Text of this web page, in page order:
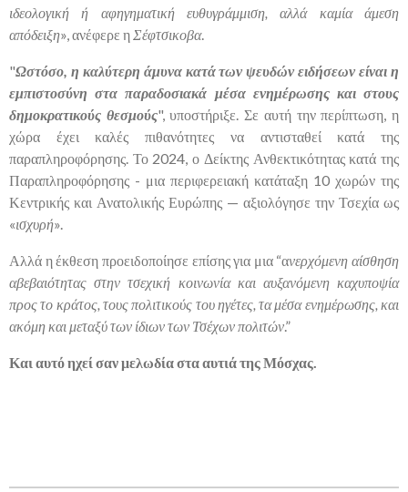
ιδεολογική ή αφηγηματική ευθυγράμμιση, αλλά καμία άμεση
απόδειξη», ανέφερε η Σέφτσικοβα.
"Ωστόσο, η καλύτερη άμυνα κατά των ψευδών ειδήσεων είναι η
εμπιστοσύνη στα παραδοσιακά μέσα ενημέρωσης και στους
δημοκρατικούς θεσμούς", υποστήριξε. Σε αυτή την περίπτωση, η
χώρα έχει καλές πιθανότητες να αντισταθεί κατά της
παραπληροφόρησης. Το 2024, ο Δείκτης Ανθεκτικότητας κατά της
Παραπληροφόρησης - μια περιφερειακή κατάταξη 10 χωρών της
Κεντρικής και Ανατολικής Ευρώπης — αξιολόγησε την Τσεχία ως
«ισχυρή».
Αλλά η έκθεση προειδοποίησε επίσης για μια “ανερχόμενη αίσθηση
αβεβαιότητας στην τσεχική κοινωνία και αυξανόμενη καχυποψία
προς το κράτος, τους πολιτικούς του ηγέτες, τα μέσα ενημέρωσης, και
ακόμη και μεταξύ των ίδιων των Τσέχων πολιτών.”
Και αυτό ηχεί σαν μελωδία στα αυτιά της Μόσχας.